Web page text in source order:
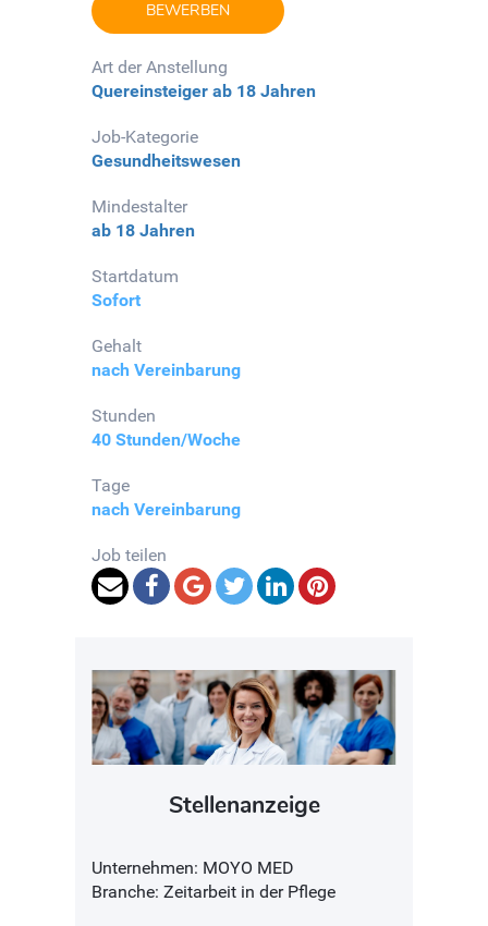
BEWERBEN
Art der Anstellung
Quereinsteiger ab 18 Jahren
Job-Kategorie
Gesundheitswesen
Mindestalter
ab 18 Jahren
Startdatum
Sofort
Gehalt
nach Vereinbarung
Stunden
40 Stunden/Woche
Tage
nach Vereinbarung
Job teilen
Stellenanzeige
Unternehmen: MOYO MED
Branche: Zeitarbeit in der Pflege